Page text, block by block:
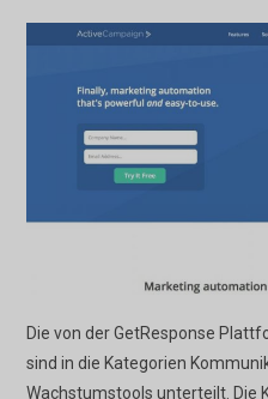
Die von der GetResponse
sind in die Kategorien
Wachstumstools unterteilt. Die